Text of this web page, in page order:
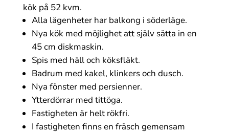
kök på 52 kvm.
Alla lägenheter har balkong i söderläge.
Nya kök med möjlighet att själv sätta in en
45 cm diskmaskin.
Spis med häll och köksfläkt.
Badrum med kakel, klinkers och dusch.
Nya fönster med persienner.
Ytterdörrar med tittöga.
Fastigheten är helt rökfri.
I fastigheten finns en fräsch gemensam